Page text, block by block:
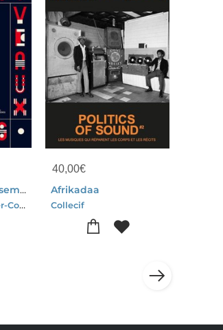
Les Nouveaux Ensembliers
Rene-jacques Mayer-Collectif
40,00€
Afrikadaa
Collecif